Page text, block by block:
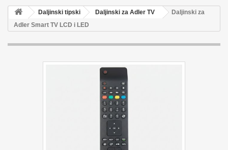
Daljinski tipski Daljinski za Adler TV
Daljinski za
Adler Smart TV LCD i LED